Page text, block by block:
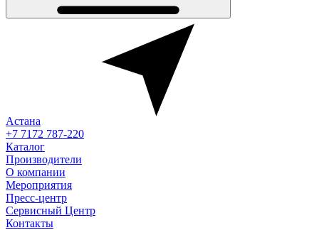
Астана
+7 7172 787-220
Каталог
Производители
О компании
Мероприятия
Пресс-центр
Сервисный Центр
Контакты